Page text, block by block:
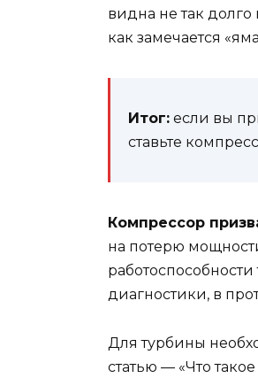
видна не так долго
как замечается
Итог: если вы
ставьте
Компрессор
на потерю
диагностики, в
Для турбины
статью — «Что